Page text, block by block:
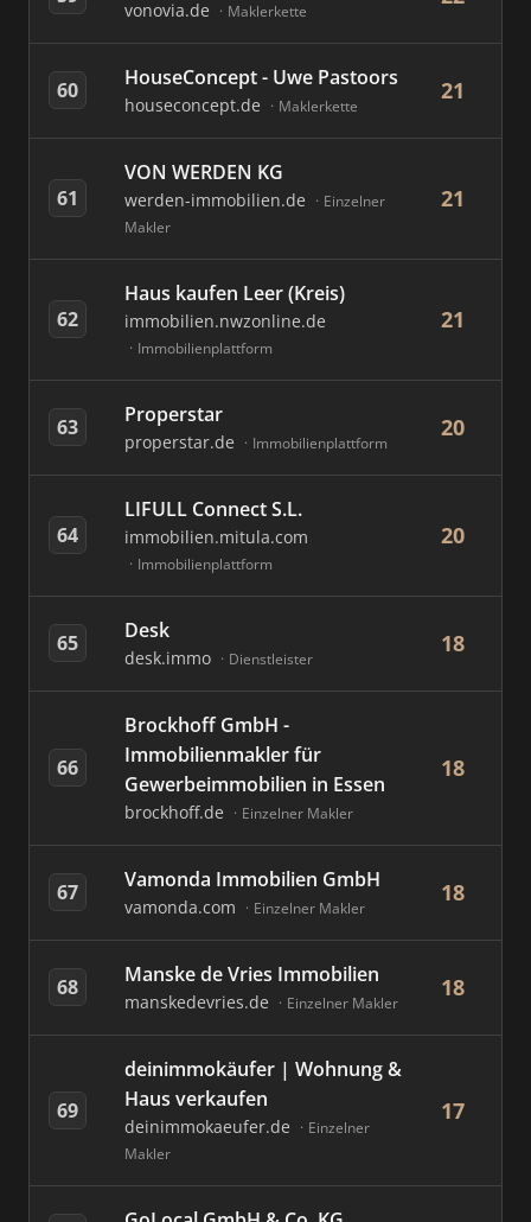
vonovia.de Maklerkette
60 HouseConcept - Uwe Pastoors
houseconcept.de Maklerkette
21
61
VON WERDEN KG
werden-immobilien.de
Einzelner
Makler
21
62
Haus kaufen Leer (Kreis)
immobilien.nwzonline.de
Immobilienplattform
21
63 Properstar
properstar.de Immobilienplattform
20
64
LIFULL Connect S.L.
immobilien.mitula.com
Immobilienplattform
20
65 Desk
desk.immo Dienstleister
18
66
Brockhoff GmbH -
Immobilienmakler für
Gewerbeimmobilien in Essen
brockhoff.de Einzelner Makler
18
67 Vamonda Immobilien GmbH
vamonda.com Einzelner Makler
18
68 Manske de Vries Immobilien
manskedevries.de Einzelner Makler
18
69
deinimmokäufer | Wohnung &
Haus verkaufen
deinimmokaeufer.de
Einzelner
Makler
17